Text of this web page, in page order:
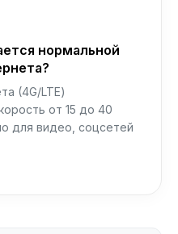
нормальной
(4G/LTE)
от 15 до 40
для видео, соцсетей